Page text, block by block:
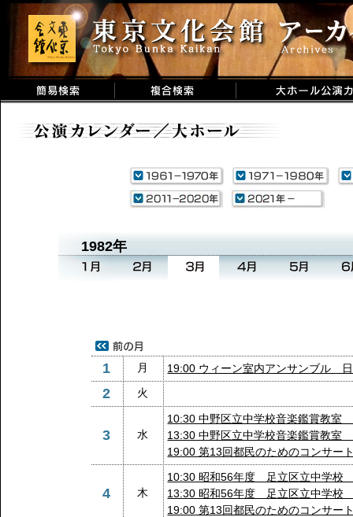
1982年
1 月 19:00 ウィーン室内アンサンブル
2 火
3 水
10:30 中野区立中学校音楽鑑賞教室
13:30 中野区立中学校音楽鑑賞教室
19:00 第13回都民のためのコンサー
4 木
10:30 昭和56年度 足立区立中学校
13:30 昭和56年度 足立区立中学校
19:00 第13回都民のためのコンサー